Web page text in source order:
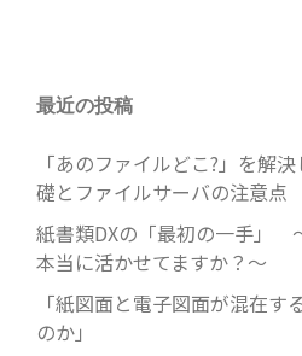
最近の投稿
「あのファイルどこ?」を解
礎とファイルサーバの注意点
紙書類DXの「最初の一手」
本当に活かせてますか？～
「紙図面と電子図面が混在す
のか」